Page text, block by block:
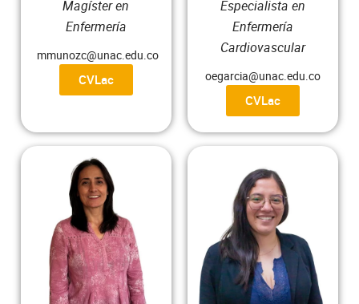
Magíster en
Enfermería
mmunozc@unac.edu.co
CVLac
Especialista en
Enfermería
Cardiovascular
oegarcia@unac.edu.co
CVLac